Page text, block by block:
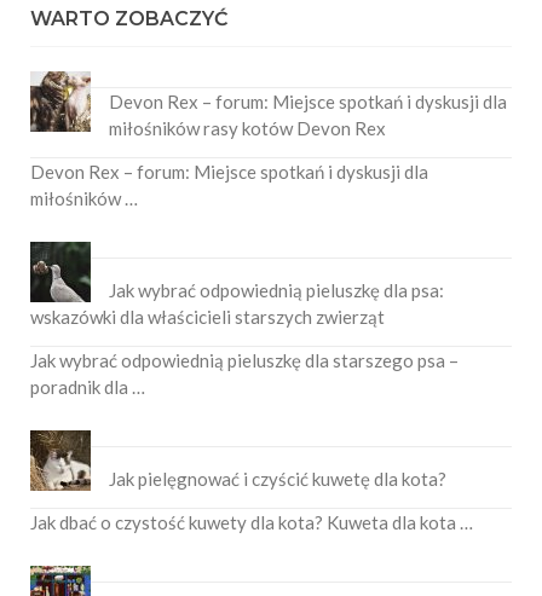
WARTO ZOBACZYĆ
Devon Rex – forum: Miejsce spotkań i dyskusji dla
miłośników rasy kotów Devon Rex
Devon Rex – forum: Miejsce spotkań i dyskusji dla
miłośników …
Jak wybrać odpowiednią pieluszkę dla psa:
wskazówki dla właścicieli starszych zwierząt
Jak wybrać odpowiednią pieluszkę dla starszego psa –
poradnik dla …
Jak pielęgnować i czyścić kuwetę dla kota?
Jak dbać o czystość kuwety dla kota? Kuweta dla kota …